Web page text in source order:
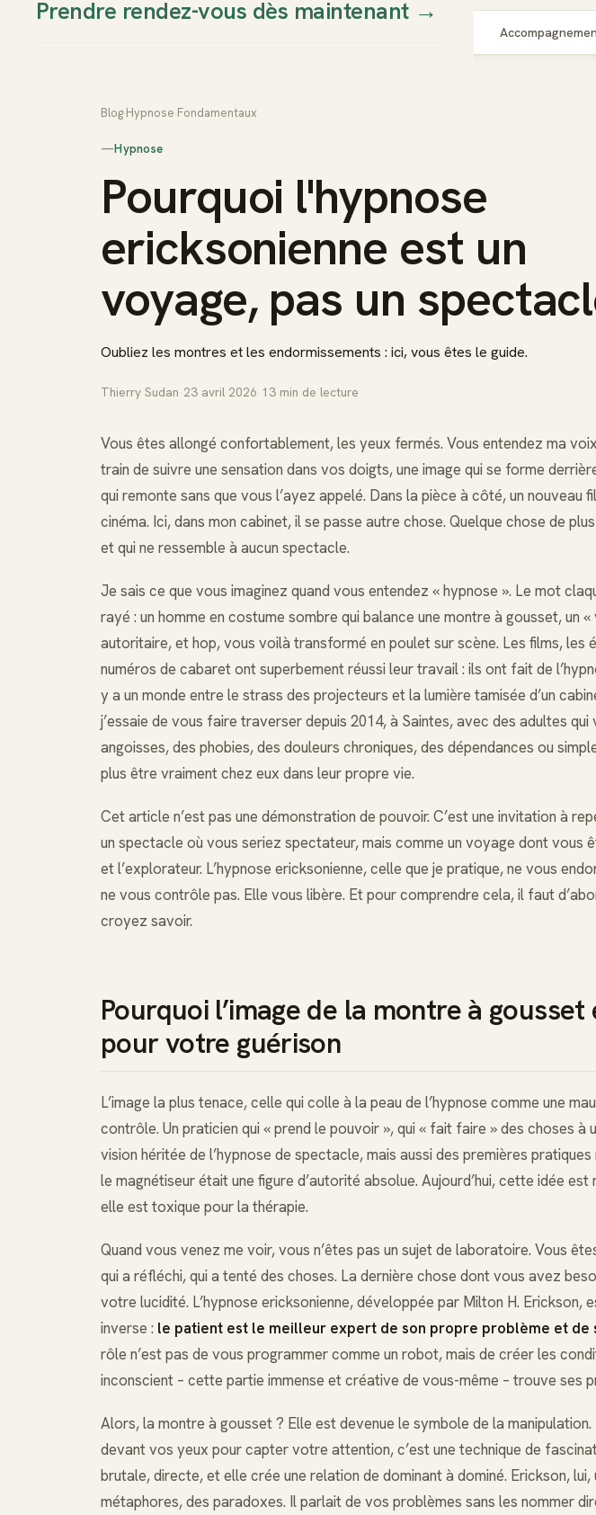
Prendre rendez-vous dès maintenant→
Blog Hypnose Fondamentaux
—Hypnose
Pourquoi l'hypnose
ericksonienne est un
voyage, pas un
Oubliez les montres et les endormissements : ici, vous êtes le guide.
Thierry Sudan 23 avril 2026 13 min de lecture
Vous êtes allongé confortablement, les yeux fermés. Vous entendez ma
train de suivre une sensation dans vos doigts, une image qui se forme
qui remonte sans que vous l’ayez appelé. Dans la pièce à côté, un nouveau
cinéma. Ici, dans mon cabinet, il se passe autre chose. Quelque chose de
et qui ne ressemble à aucun spectacle.
Je sais ce que vous imaginez quand vous entendez « hypnose ». Le mot
rayé : un homme en costume sombre qui balance une montre à gousset, un
autoritaire, et hop, vous voilà transformé en poulet sur scène. Les films, les
numéros de cabaret ont superbement réussi leur travail : ils ont fait de
y a un monde entre le strass des projecteurs et la lumière tamisée d’un
j’essaie de vous faire traverser depuis 2014, à Saintes, avec des adultes
angoisses, des phobies, des douleurs chroniques, des dépendances ou
plus être vraiment chez eux dans leur propre vie.
Cet article n’est pas une démonstration de pouvoir. C’est une invitation à
un spectacle où vous seriez spectateur, mais comme un voyage dont vous
et l’explorateur. L’hypnose ericksonienne, celle que je pratique, ne vous
ne vous contrôle pas. Elle vous libère. Et pour comprendre cela, il faut
croyez savoir.
Pourquoi l’image de la montre à
pour votre guérison
L’image la plus tenace, celle qui colle à la peau de l’hypnose comme une
contrôle. Un praticien qui « prend le pouvoir », qui « fait faire » des choses à
vision héritée de l’hypnose de spectacle, mais aussi des premières
le magnétiseur était une figure d’autorité absolue. Aujourd’hui, cette idée
elle est toxique pour la thérapie.
Quand vous venez me voir, vous n’êtes pas un sujet de laboratoire. Vous
qui a réfléchi, qui a tenté des choses. La dernière chose dont vous avez
votre lucidité. L’hypnose ericksonienne, développée par Milton H. Erickson,
inverse : le patient est le meilleur expert de son propre problème et de
rôle n’est pas de vous programmer comme un robot, mais de créer les
inconscient – cette partie immense et créative de vous-même – trouve ses
Alors, la montre à gousset ? Elle est devenue le symbole de la
devant vos yeux pour capter votre attention, c’est une technique de
brutale, directe, et elle crée une relation de dominant à dominé. Erickson,
métaphores, des paradoxes. Il parlait de vos problèmes sans les nommer